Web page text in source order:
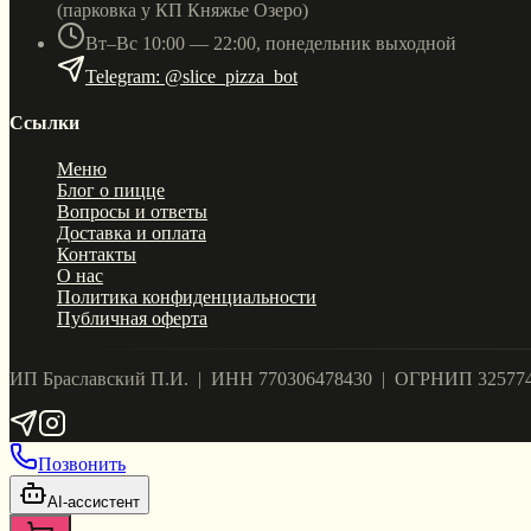
(парковка у КП Княжье Озеро)
Вт–Вс 10:00 — 22:00, понедельник выходной
Telegram: @slice_pizza_bot
Ссылки
Меню
Блог о пицце
Вопросы и ответы
Доставка и оплата
Контакты
О нас
Политика конфиденциальности
Публичная оферта
ИП Браславский П.И. | ИНН 770306478430 | ОГРНИП
Позвонить
AI-ассистент